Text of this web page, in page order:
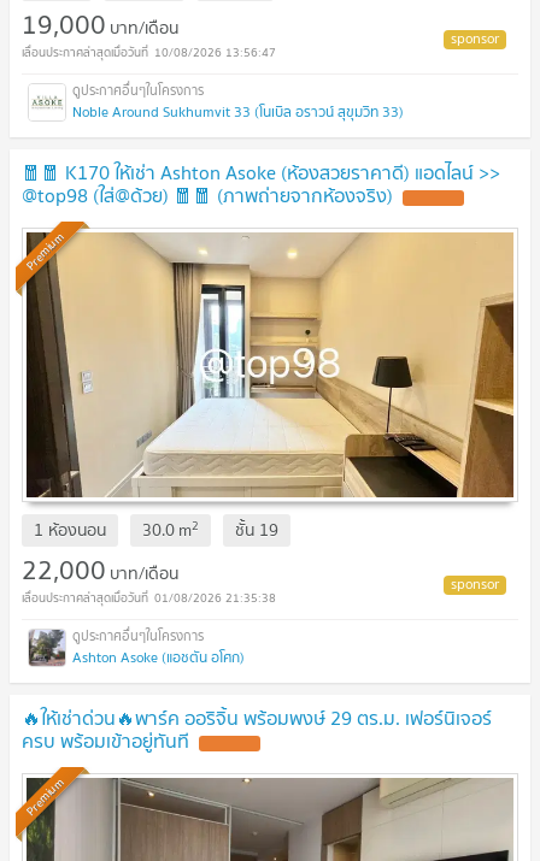
19,000 บาท/เดือน
10/08/2026 13:56:47
Noble Around Sukhumvit 33 (โนเบิล อราวน์ สุขุมวิท 33)
🧧🧧 K170 ให้เช่า Ashton Asoke (ห้องสวยราคาดี) แอดไลน์ >>
@top98 (ใส่@ด้วย) 🧧🧧 (ภาพถ่ายจากห้องจริง)
Premium
1 ห้องนอน 30.0m2 ชั้น 19
22,000 บาท/เดือน
01/08/2026 21:35:38
Ashton Asoke (แอชตัน อโศก)
🔥ให้เช่าด่วน🔥พาร์ค ออริจิ้น พร้อมพงษ์ 29 ตร.ม. เฟอร์นิเจอร์
ครบ พร้อมเข้าอยู่ทันที
Premium